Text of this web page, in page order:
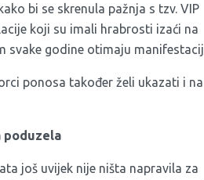
kako bi se skrenula pažnja s tzv. VIP
koji su imali hrabrosti izaći na
svake godine otimaju
ponosa također želi ukazati i
poduzela
još uvijek nije ništa napravila za